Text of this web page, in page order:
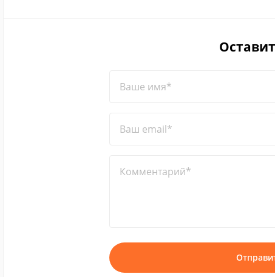
Ваше имя*
Ваш email*
Комментарий*